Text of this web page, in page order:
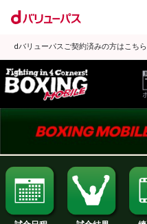
dバリューパスご契約済みの方はこちら